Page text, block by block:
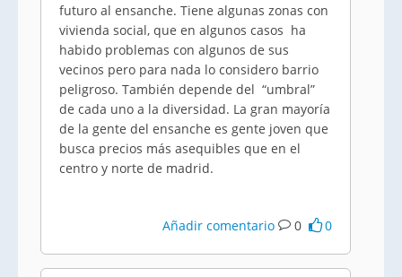
futuro al ensanche. Tiene algunas zonas con
vivienda social, que en algunos casos ha
habido problemas con algunos de sus
vecinos pero para nada lo considero barrio
peligroso. También depende del “umbral”
de cada uno a la diversidad. La gran mayoría
de la gente del ensanche es gente joven que
busca precios más asequibles que en el
centro y norte de madrid.
Añadir comentario 0 0